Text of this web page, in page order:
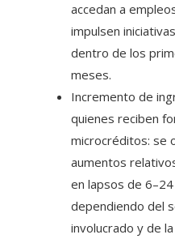
accedan a
impulsen
dentro de los
meses.
Incremento de
quienes reciben
microcréditos: se
aumentos
en lapsos de
dependiendo del
involucrado y de